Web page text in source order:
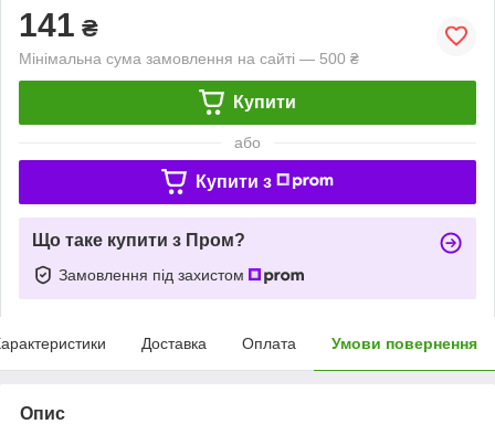
141 ₴
Мінімальна сума замовлення на сайті — 500 ₴
Купити
або
Купити з
Що таке купити з Пром?
Замовлення під захистом
Доставка Оплата Умови повернення
Опис